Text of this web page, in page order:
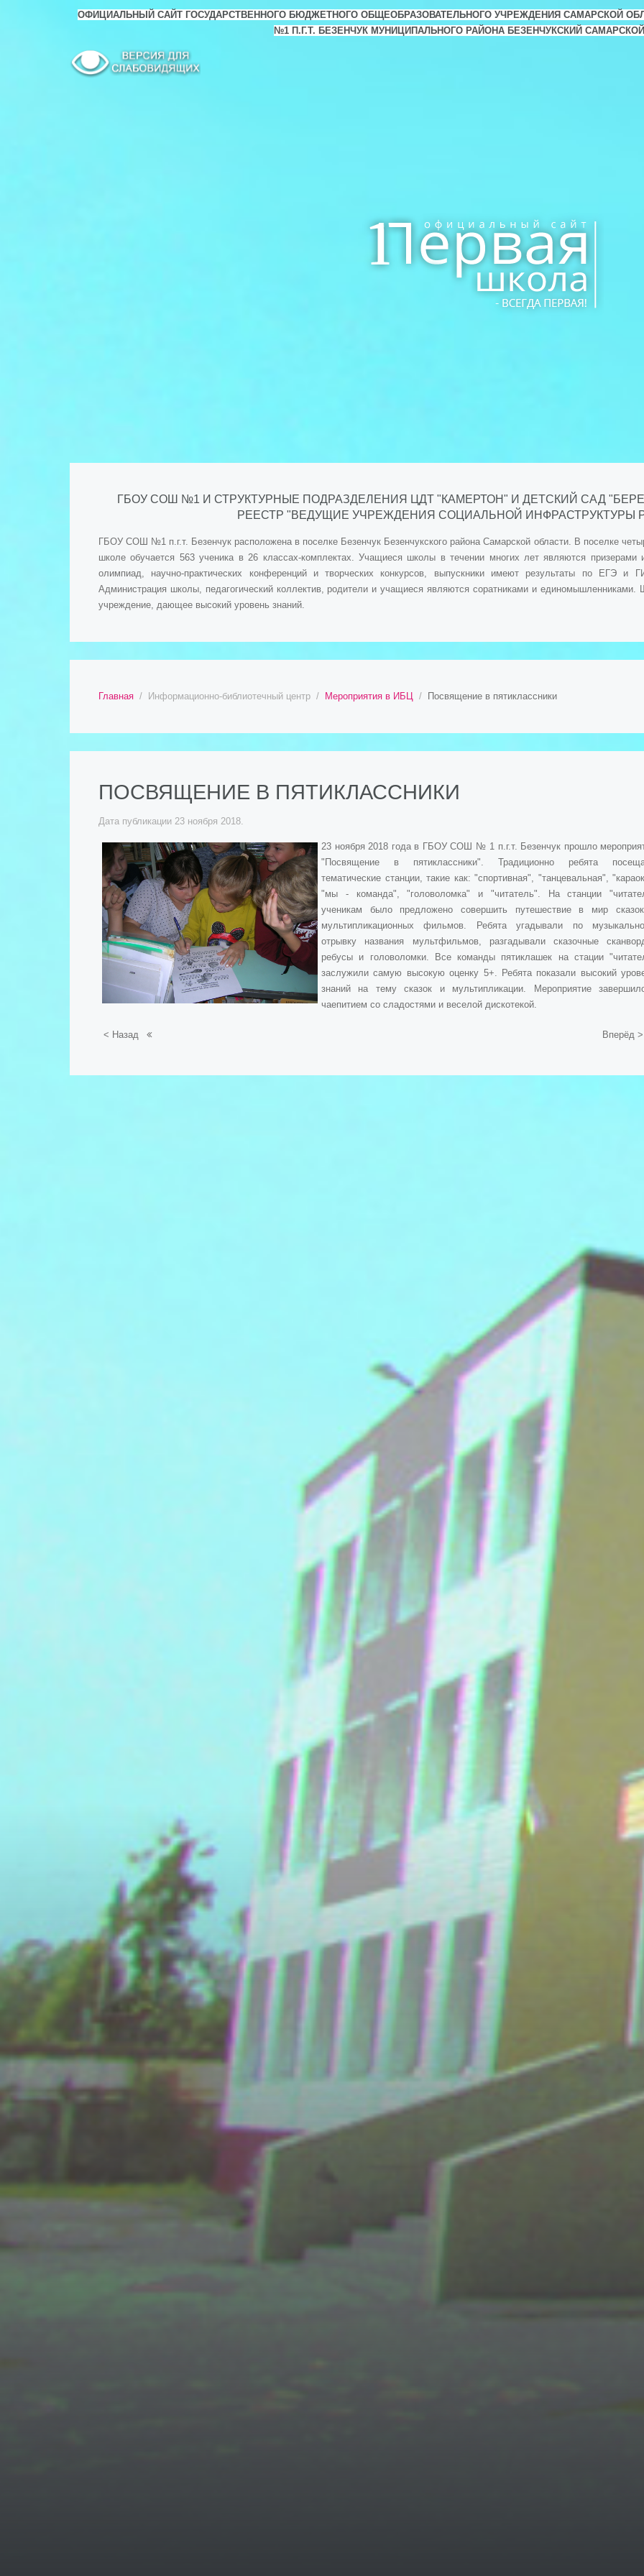
ОФИЦИАЛЬНЫЙ САЙТ ГОСУДАРСТВЕННОГО БЮДЖЕТНОГО ОБЩЕОБРАЗОВАТЕЛЬНОГО УЧРЕЖДЕНИЯ САМАРСКОЙ
№1 П.Г.Т. БЕЗЕНЧУК МУНИЦИПАЛЬНОГО РАЙОНА БЕЗЕНЧУКСКИЙ
ГБОУ СОШ №1 И СТРУКТУРНЫЕ ПОДРАЗДЕЛЕНИЯ ЦДТ "КАМЕРТОН" И ДЕТСКИЙ САД
РЕЕСТР "ВЕДУЩИЕ УЧРЕЖДЕНИЯ СОЦИАЛЬНОЙ ИНФРАСТРУКТУРЫ
ГБОУ СОШ №1 п.г.т. Безенчук расположена в поселке Безенчук Безенчукского района Самарской области. В поселке
школе обучается 563 ученика в 26 классах-комплектах. Учащиеся школы в течении многих лет являются
олимпиад, научно-практических конференций и творческих конкурсов, выпускники имеют результаты по ЕГЭ и
Администрация школы, педагогический коллектив, родители и учащиеся являются соратниками и единомышленниками.
учреждение, дающее высокий уровень знаний.
Главная Информационно-библиотечный центр Мероприятия в ИБЦ Посвящение в пятиклассники
ПОСВЯЩЕНИЕ В ПЯТИКЛАССНИКИ
Дата публикации 23 ноября 2018
23 ноября 2018 года в ГБОУ СОШ № 1 п.г.т. Безенчук прошло
"Посвящение в пятиклассники". Традиционно ребята
тематические станции, такие как: "спортивная", "танцевальная",
"мы - команда", "головоломка" и "читатель". На станции
ученикам было предложено совершить путешествие в мир
мультипликационных фильмов. Ребята угадывали по
отрывку названия мультфильмов, разгадывали сказочные
ребусы и головоломки. Все команды пятиклашек на стации
заслужили самую высокую оценку 5+. Ребята показали высокий
знаний на тему сказок и мультипликации. Мероприятие
чаепитием со сладостями и веселой дискотекой.
< Назад Вперёд >